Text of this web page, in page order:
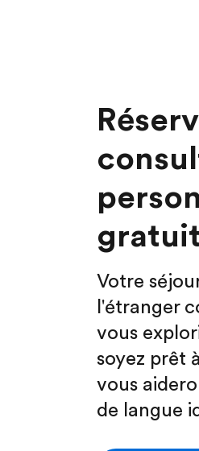
Votre
l'étranger
vous
soyez prêt
vous
de langue